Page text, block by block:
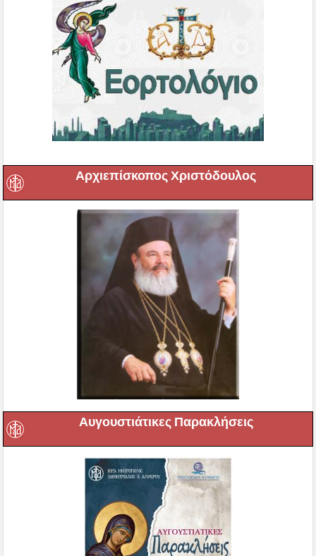
Αρχιεπίσκοπος Χριστόδουλος
Αυγουστιάτικες Παρακλήσεις